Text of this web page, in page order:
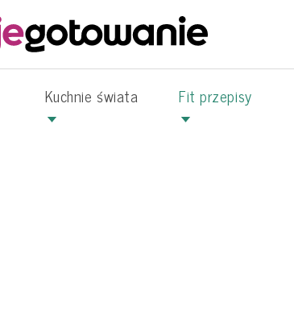
Kuchnie świata Fit przepisy